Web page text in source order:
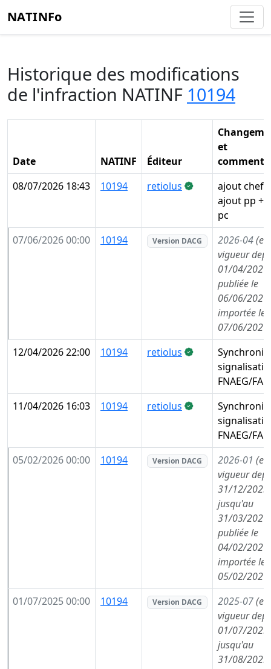
NATINFo
Historique des modifications
de l'infraction NATINF 10194
Date NATINF Éditeur
et
08/07/2026 18:43
10194 retiolus
ajout chef +
ajout pp +
pc
07/06/2026 00:00
10194 Version DACG 2026-04(en
vigueur
01/04/2026,
publiée le
06/06/2026,
importée le
07/06/2026)
12/04/2026 22:00
10194 retiolus
FNAEG/
11/04/2026 16:03
10194 retiolus
FNAEG/
05/02/2026 00:00
10194 Version DACG 2026-01 (en
vigueur
31/12/2025,
jusqu'au
31/03/2026,
publiée le
04/02/2026,
importée le
05/02/2026)
01/07/2025 00:00
10194 Version DACG 2025-07(en
vigueur
01/07/2025,
jusqu'au
31/08/2025,